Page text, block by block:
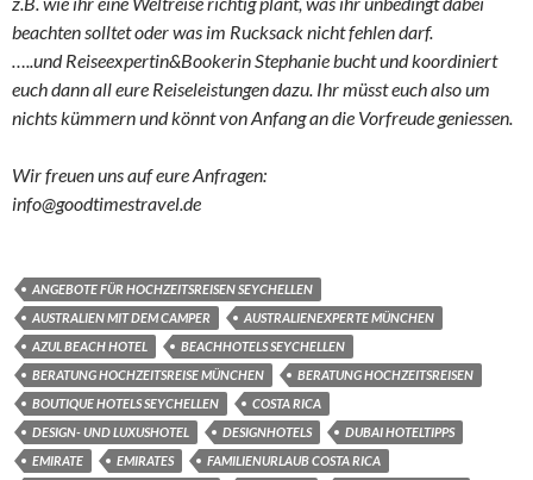
beachten solltet oder was im Rucksack nicht fehlen darf.
…..und Reiseexpertin&Bookerin Stephanie bucht und koordiniert
euch dann all eure Reiseleistungen dazu. Ihr müsst euch also um
nichts kümmern und könnt von Anfang an die Vorfreude geniessen.
Wir freuen uns auf eure Anfragen:
info@goodtimestravel.de
ANGEBOTE FÜR HOCHZEITSREISEN SEYCHELLEN
AUSTRALIEN MIT DEM CAMPER
AUSTRALIENEXPERTE MÜNCHEN
AZUL BEACH HOTEL
BEACHHOTELS SEYCHELLEN
BERATUNG HOCHZEITSREISE MÜNCHEN
BERATUNG HOCHZEITSREISEN
BOUTIQUE HOTELS SEYCHELLEN
COSTA RICA
DESIGN- UND LUXUSHOTEL
DESIGNHOTELS
DUBAI HOTELTIPPS
EMIRATE
EMIRATES
FAMILIENURLAUB COSTA RICA